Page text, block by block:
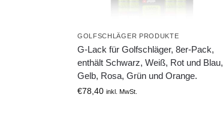
GOLFSCHLÄGER PRODUKTE
G-Lack für Golfschläger, 8er-Pack,
enthält Schwarz, Weiß, Rot und Blau,
Gelb, Rosa, Grün und Orange.
€78,40 inkl. MwSt.